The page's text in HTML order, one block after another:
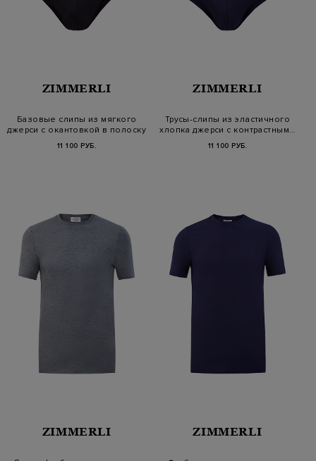
ZIMMERLI
Базовые слипы из мягкого
джерси с окантовкой в полоску
11 100 РУБ.
ZIMMERLI
Трусы-слипы из эластичного
хлопка джерси с контрастным…
11 100 РУБ.
ZIMMERLI ZIMMERLI